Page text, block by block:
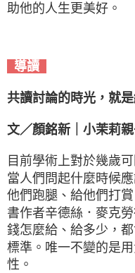
助他的人生更美好。
導讀
共讀討論的時光，就
文／顏銘新｜小茉莉
目前學術上對於幾歲
當人們問起什麼時候
他們跑腿、給他們打
書作者辛德絲．麥克
錢怎麼給、給多少，
標準。唯一不變的是
性。